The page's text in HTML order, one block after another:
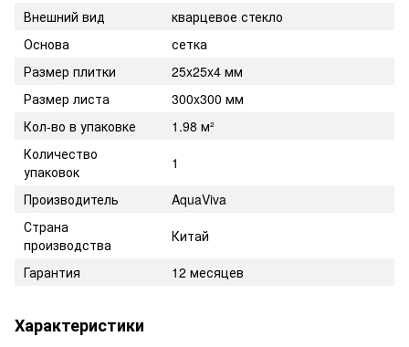
Внешний вид
кварцевое стекло
Основа
сетка
Размер плитки
25x25x4 мм
Размер листа
300x300 мм
Кол-во в упаковке
1.98 м²
Количество
упаковок
1
Производитель
AquaViva
Страна
производства
Китай
Гарантия
12 месяцев
Характеристики